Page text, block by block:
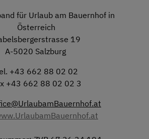
für Urlaub am Bauernhof in
Österreich
19
A-5020 Salzburg
+43 662 88 02 02
+43 662 88 02 02 3